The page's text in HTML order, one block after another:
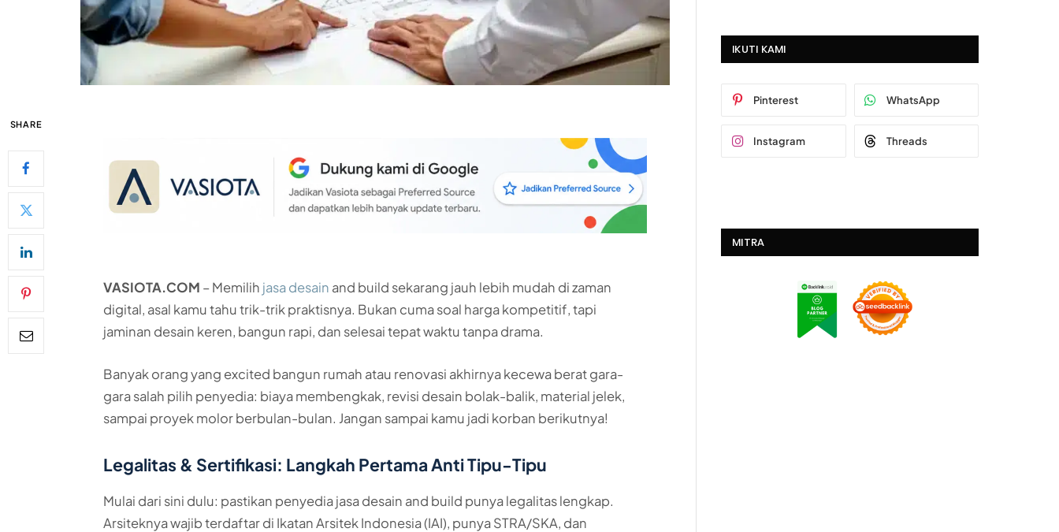
SHARE
VASIOTA.COM – Memilih jasa desain and build sekarang jauh lebih mudah di zaman
digital, asal kamu tahu trik-trik praktisnya. Bukan cuma soal harga kompetitif, tapi
jaminan desain keren, bangun rapi, dan selesai tepat waktu tanpa drama.
Banyak orang yang excited bangun rumah atau renovasi akhirnya kecewa berat gara-
gara salah pilih penyedia: biaya membengkak, revisi desain bolak-balik, material jelek,
sampai proyek molor berbulan-bulan. Jangan sampai kamu jadi korban berikutnya!
Legalitas & Sertifikasi: Langkah Pertama Anti Tipu-Tipu
Mulai dari sini dulu: pastikan penyedia jasa desain and build punya legalitas lengkap.
Arsiteknya wajib terdaftar di Ikatan Arsitek Indonesia (IAI), punya STRA/SKA, dan
IKUTI KAMI
Pinterest WhatsApp
Instagram Threads
MITRA